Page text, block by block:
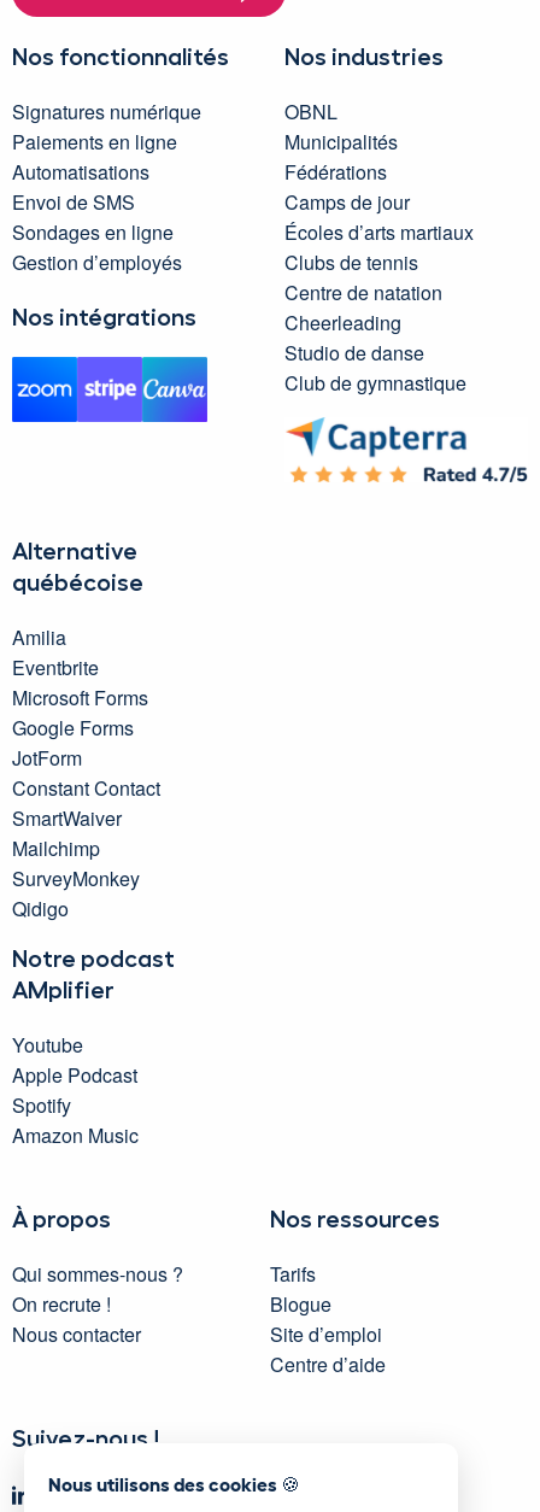
Nos fonctionnalités
Signatures numérique
Paiements en ligne
Automatisations
Envoi de SMS
Sondages en ligne
Gestion d’employés
Nos intégrations
Nos industries
OBNL
Municipalités
Fédérations
Camps de jour
Écoles d’arts martiaux
Clubs de tennis
Centre de natation
Cheerleading
Studio de danse
Club de gymnastique
Alternative
québécoise
Amilia
Eventbrite
Microsoft Forms
Google Forms
JotForm
Constant Contact
SmartWaiver
Mailchimp
SurveyMonkey
Qidigo
Notre podcast
AMplifier
Youtube
Apple Podcast
Spotify
Amazon Music
À propos
Qui sommes-nous ?
On recrute !
Nous contacter
Nos ressources
Tarifs
Blogue
Site d’emploi
Centre d’aide
Suivez-nous !
Nous utilisons des cookies 🍪